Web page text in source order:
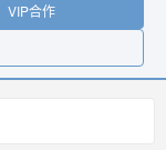
VIP合作